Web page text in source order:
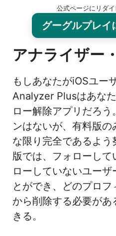
公式ページにリダイ
グーグルプレイ
アナライザー
もしあなたがiOSユー
Analyzer Plusはあな
ロー解除アプリだろ
ンはないが、有料版
な限り完全であるよ
版では、フォローして
ローしていないユーザ
とができ、どのプロフ
から削除する必要が
きる。